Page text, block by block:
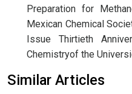
Preparation for
Mexican Chemical
Issue Thirtieth
Chemistryof the
Similar Articles